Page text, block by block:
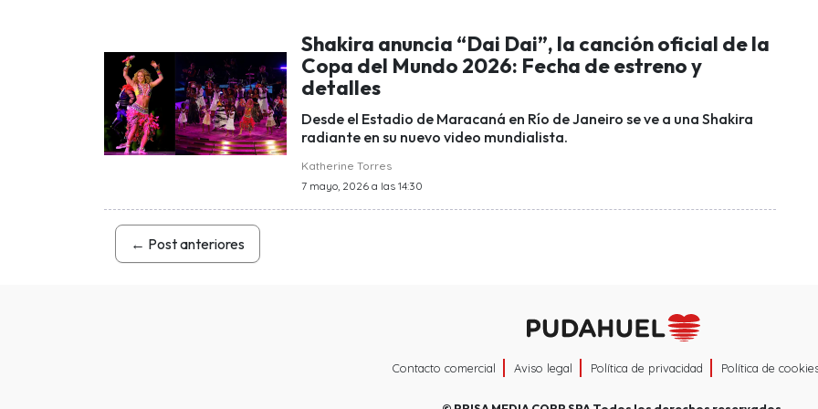
Shakira anuncia “Dai Dai”, la canción oficial de la
Copa del Mundo 2026: Fecha de estreno y
detalles
Desde el Estadio de Maracaná en Río de Janeiro se ve a una Shakira
radiante en su nuevo video mundialista.
Katherine Torres
7 mayo, 2026 a las 14:30
← Post anteriores
Contacto comercial Aviso legal Política de privacidad Política de